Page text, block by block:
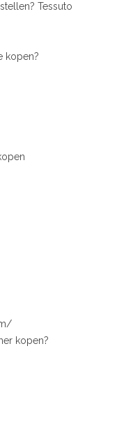
Tessuto
kopen?
kopen?